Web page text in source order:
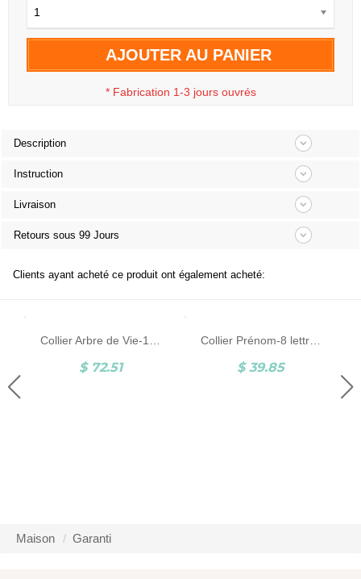
1
AJOUTER AU PANIER
* Fabrication 1-3 jours ouvrés
Description
Instruction
Livraison
Retours sous 99 Jours
Clients ayant acheté ce produit ont également acheté:
$ 72.51
Collier Prénom-8 lettres-Argent
$ 39.85
Maison Garanti